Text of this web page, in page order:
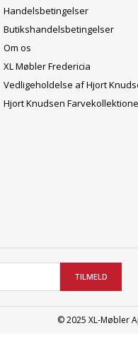
Handelsbetingelser
Butikshandelsbetingelser
Om os
XL Møbler Fredericia
Vedligeholdelse af Hjort
Hjort Knudsen
© 2025 XL-Møbler
TILMELD